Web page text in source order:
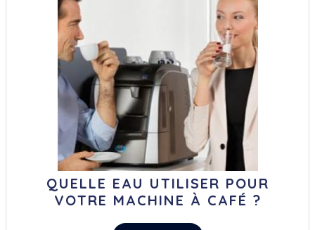
QUELLE EAU UTILISER POUR
VOTRE MACHINE À CAFÉ ?